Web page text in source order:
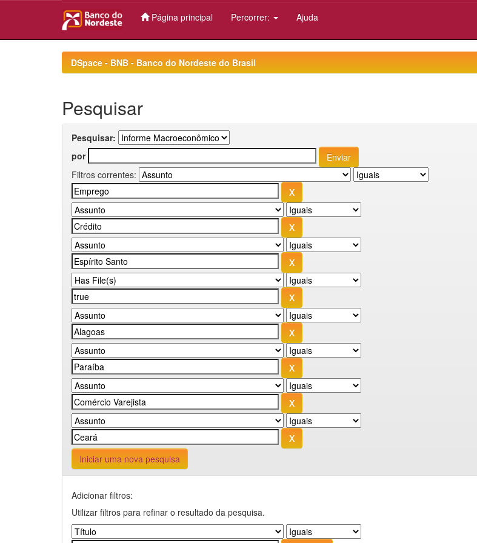
Página principal Percorrer: Ajuda
DSpace - BNB - Banco do Nordeste do Brasil
Pesquisar
Pesquisar:
por
Filtros correntes:
Iniciar uma nova pesquisa
Adicionar filtros:
Utilizar filtros para refinar o resultado da pesquisa.